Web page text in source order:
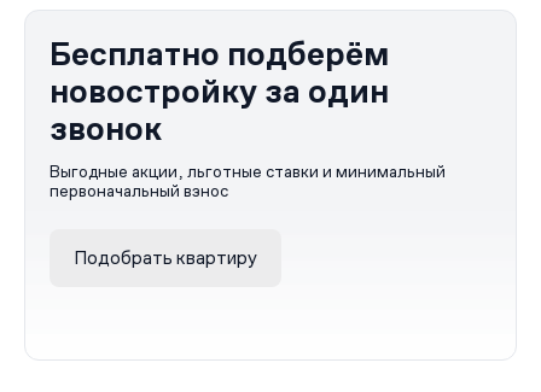
Бесплатно подберём
новостройку за один
звонок
Выгодные акции, льготные ставки и минимальный
первоначальный взнос
Подобрать квартиру